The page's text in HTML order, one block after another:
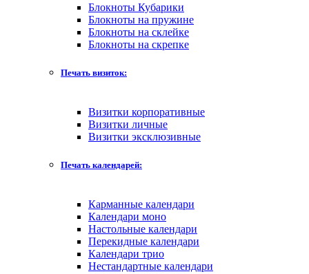
Блокноты Кубарики
Блокноты на пружине
Блокноты на склейке
Блокноты на скрепке
Печать визиток:
Визитки корпоративные
Визитки личные
Визитки эксклюзивные
Печать календарей:
Карманные календари
Календари моно
Настольные календари
Перекидные календари
Календари трио
Нестандартные календари